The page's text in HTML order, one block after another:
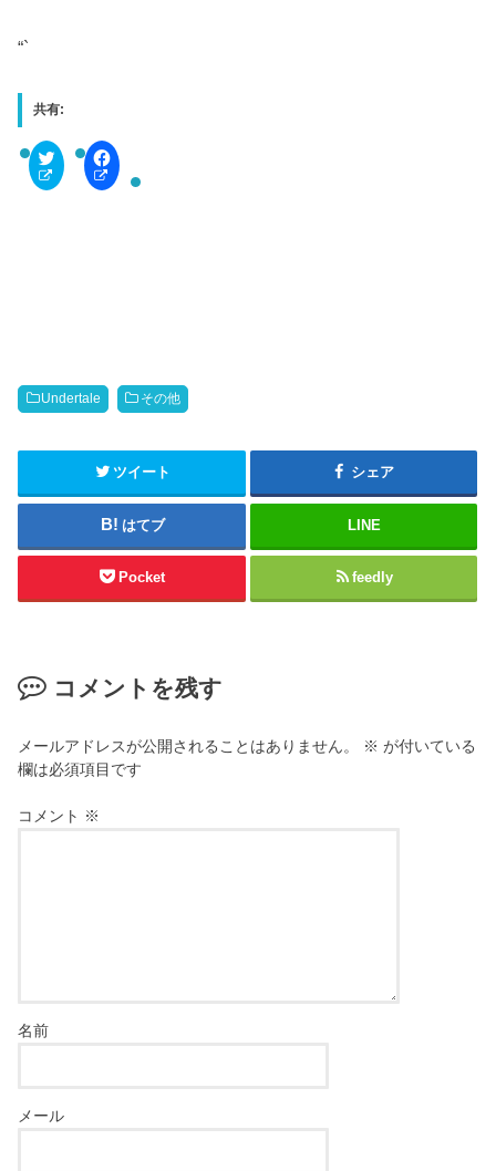
“`
共有:
C
i
i
t
t
(
い
ン
ド
開
F
a
c
リ
ッ
ク
く
だ
い
(
新
し
い
ウ
ィ
ン
ま
す
Undertale その他
ツイート シェア
はてブ LINE
Pocket feedly
コメントを残す
メールアドレスが公開されることはありません。 ※ が付いている
欄は必須項目です
コメント ※
名前
メール